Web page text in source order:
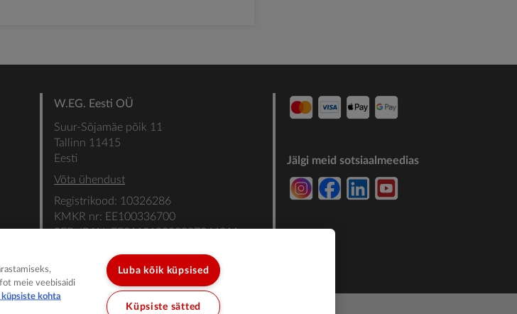
W.EG. Eesti OÜ
Suur-Sõjamäe põik 11
Tallinn 11415
Eesti
Võta ühendust
Registrikood: 10326286
KMKR nr: EE100336700
SEB: IBAN: EE311010220007244011
Jälgi meid sotsiaalmeedias
meie veebisaidi
küpsiste kohta
Luba kõik küpsised
Küpsiste sätted